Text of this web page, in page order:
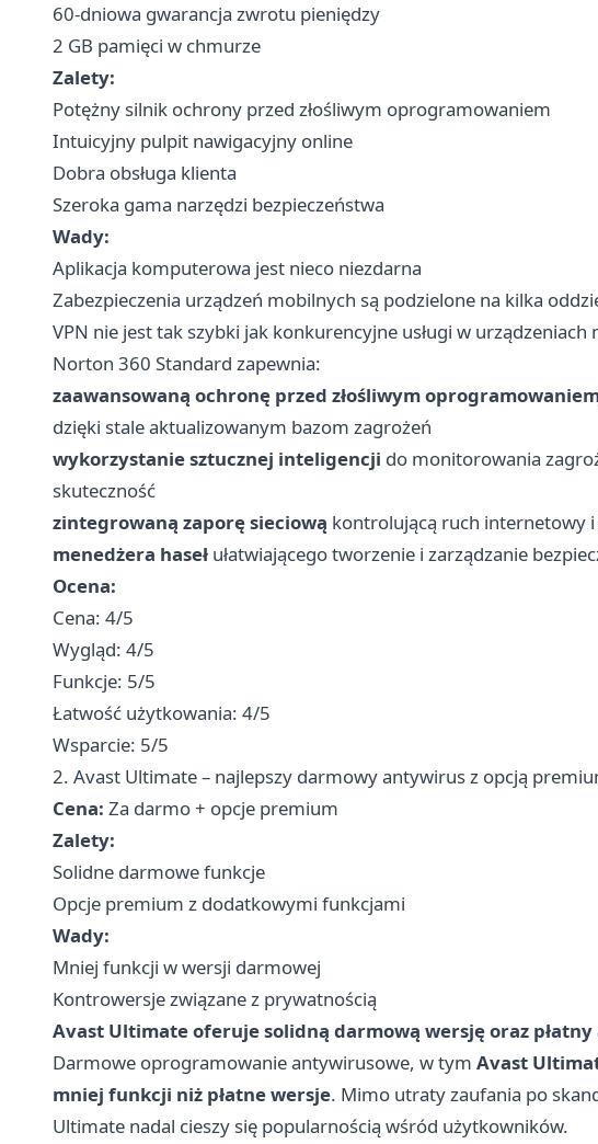
60-dniowa gwarancja zwrotu pieniędzy
2 GB pamięci w chmurze
Zalety:
Potężny silnik ochrony przed złośliwym oprogramowaniem
Intuicyjny pulpit nawigacyjny online
Dobra obsługa klienta
Szeroka gama narzędzi bezpieczeństwa
Wady:
Aplikacja komputerowa jest nieco niezdarna
Zabezpieczenia urządzeń mobilnych są podzielone na kilka
VPN nie jest tak szybki jak konkurencyjne usługi w urządzeniach
Norton 360 Standard zapewnia:
zaawansowaną ochronę przed złośliwym
dzięki stale aktualizowanym bazom zagrożeń
wykorzystanie sztucznej inteligencji do monitorowania
skuteczność
zintegrowaną zaporę sieciową kontrolującą ruch internetowy i
menedżera haseł ułatwiającego tworzenie i zarządzanie
Ocena:
Cena: 4/5
Wygląd: 4/5
Funkcje: 5/5
Łatwość użytkowania: 4/5
Wsparcie: 5/5
2. Avast Ultimate – najlepszy darmowy antywirus z opcją
Cena: Za darmo + opcje premium
Zalety:
Solidne darmowe funkcje
Opcje premium z dodatkowymi funkcjami
Wady:
Mniej funkcji w wersji darmowej
Kontrowersje związane z prywatnością
Avast Ultimate oferuje solidną darmową wersję oraz
Darmowe oprogramowanie antywirusowe, w tym Avast
mniej funkcji niż płatne wersje. Mimo utraty zaufania po
Ultimate nadal cieszy się popularnością wśród użytkowników.